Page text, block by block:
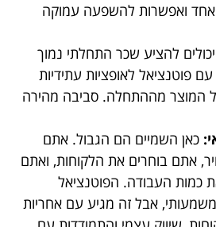
ואפשרות להשפעה עמוקה
יכולים להציע שכר התחלתי נמוך
פוטנציאל לאופציות עתידיות
המוצר מההתחלה. סביבה מהירה
כאן השמיים הם הגבול. אתם
אתם בוחרים את הלקוחות, ואתם
כמות העבודה. הפוטנציאל
אבל זה מגיע עם אחריות